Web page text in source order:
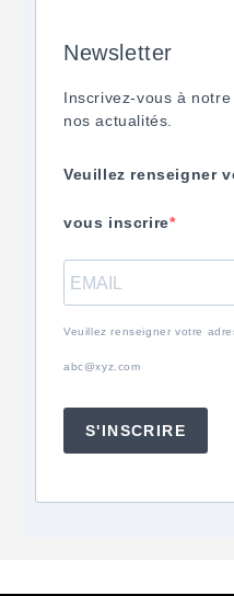
Newsletter
Inscrivez-vous à
nos actualités.
Veuillez renseigner
vous inscrire
Veuillez renseigner votre
abc@xyz.com
S'INSCRIRE